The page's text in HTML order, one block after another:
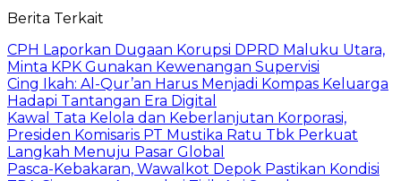
Berita Terkait
CPH Laporkan Dugaan Korupsi DPRD Maluku Utara,
Minta KPK Gunakan Kewenangan Supervisi
Cing Ikah: Al-Qur’an Harus Menjadi Kompas Keluarga
Hadapi Tantangan Era Digital
Kawal Tata Kelola dan Keberlanjutan Korporasi,
Presiden Komisaris PT Mustika Ratu Tbk Perkuat
Langkah Menuju Pasar Global
Pasca-Kebakaran, Wawalkot Depok Pastikan Kondisi